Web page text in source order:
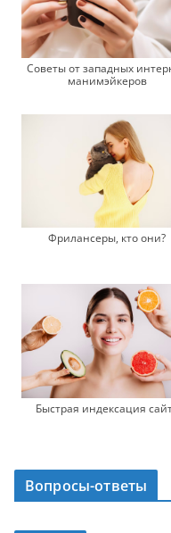
Советы от западных
манимэйкеров
Фрилансеры, кто они?
Быстрая индексация
Вопросы-ответы